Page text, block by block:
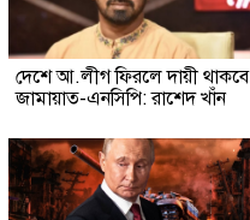
দেশে আ.লীগ ফিরলে দায়ী থাকবে
জামায়াত-এনসিপি: রাশেদ খাঁন